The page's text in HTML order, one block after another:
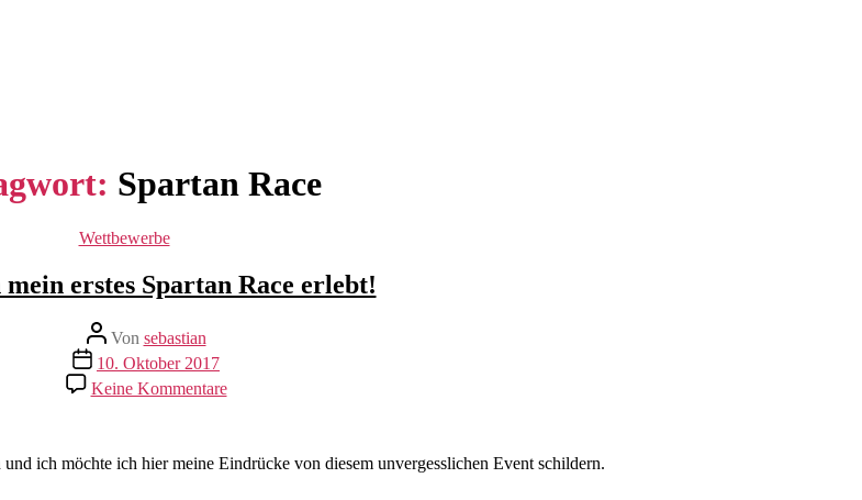
Spartan Race
Kategorien
Wettbewerbe
mein erstes Spartan Race erlebt!
Beitragsautor
Von sebastian
Beitragsdatum
10. Oktober 2017
Keine Kommentarezu
So
mein
ich möchte ich hier meine Eindrücke von diesem unvergesslichen Event schildern.